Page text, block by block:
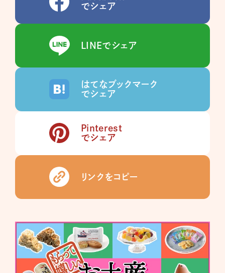
でシェア
LINEでシェア
はてなブックマーク
でシェア
Pinterest
でシェア
リンクをコピー